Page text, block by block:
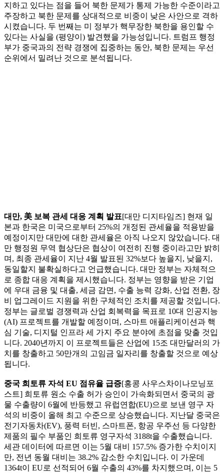
지하고 있다는 점을 들어 북한 문제가 통제 가능한 수준이라고
주장하고 북한 문제를 상대적으로 비중이 낮은 사안으로 격하
시켰습니다. 두 번째는 미 정부가 핵무장한 북한을 용인할 수
있다는 사실을 (평양이) 발견했을 가능성입니다. 트럼프 행정
부가 중국과의 전략 경쟁에 집중하는 동안, 북한 문제는 우선
순위에서 밀려난 것으로 분석됩니다.
대만, 美 보복 관세 대응 계획 발표[대만 디지타임즈] 현재 일
본과 한국은 미국으로부터 25%의 개정된 관세율을 적용받을
예정이지만 대만에 대한 관세율은 아직 나오지 않았습니다. 대
만 행정원 무역 협상단은 협상이 여전히 진행 중이라고만 밝히
며, 최종 관세율이 지난 4월 발표된 32%보다 높을지, 낮을지,
동일할지 불확실하다고 언급했습니다. 대만 정부는 자체적으
로 종합 대응 계획을 제시했습니다. 정부는 영향을 받은 기업
에 우대 금융 및 대출, 세금 감면, 수출 능력 강화, 산업 전환, 장
비 업그레이드 지원을 위한 구체적인 조치를 제공할 것입니다.
정부는 글로벌 경쟁력과 산업 회복력을 목표로 10대 인공지능
(AI) 프로젝트를 개발할 예정이며, 스마트 애플리케이션과 핵
심 기술, 디지털 인프라 세 가지 주요 분야에 초점을 맞출 것입
니다. 2040년까지 이 프로젝트들은 산업에 15조 대만달러의 가
치를 창출하고 50만개의 고임금 일자리를 창출할 것으로 예상
됩니다.
중국 희토류 자석 EU 점유율 급증[홍콩 사우스차이나모닝포
스트] 희토류 원소 수출 허가 승인이 가속화되면서 중국의 광
물 수출량이 6월에 반등했고 유럽연합(EU)으로 보낸 영구 자
석의 비중이 올해 최고 수준으로 상승했습니다. 지난달 중국은
전기자동차(EV), 풍력 터빈, 스마트폰, 항공 우주선 등 다양한
제품의 필수 부품인 희토류 영구자석 3188t을 수출했습니다.
세관 데이터에 따르면 이는 5월 대비 157.5% 증가한 수치이지
만, 전년 동월 대비는 38.2% 감소한 수치입니다. 이 가운데
1364t이 EU로 선적되어 6월 수출의 43%를 차지했으며, 이는 5